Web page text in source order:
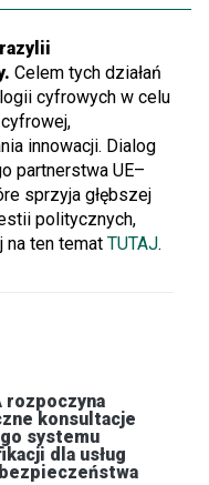
Celem tych działań
cyfrowych w celu
innowacji. Dialog
partnerstwa UE–
sprzyja głębszej
politycznych,
na ten temat TUTAJ.
rozpoczyna
konsultacje
systemu
dla usług